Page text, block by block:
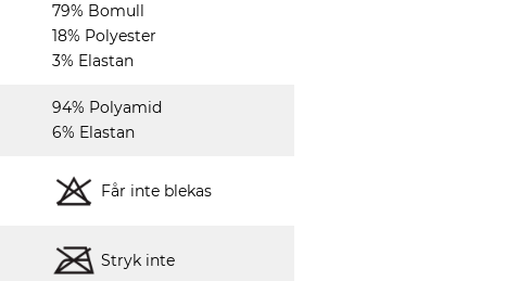
79% Bomull
18% Polyester
3% Elastan
94% Polyamid
6% Elastan
Får inte blekas
Stryk inte